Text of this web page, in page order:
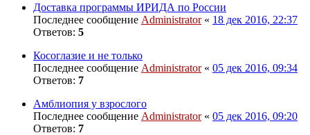
Доставка программы ИРИДА по России
Последнее сообщение Administrator« 18 дек 2016, 22:37
Ответов: 5
Косоглазие и не только
Последнее сообщение Administrator« 05 дек 2016, 09:34
Ответов: 7
Амблиопия у взрослого
Последнее сообщение Administrator« 05 дек 2016, 09:20
Ответов: 7